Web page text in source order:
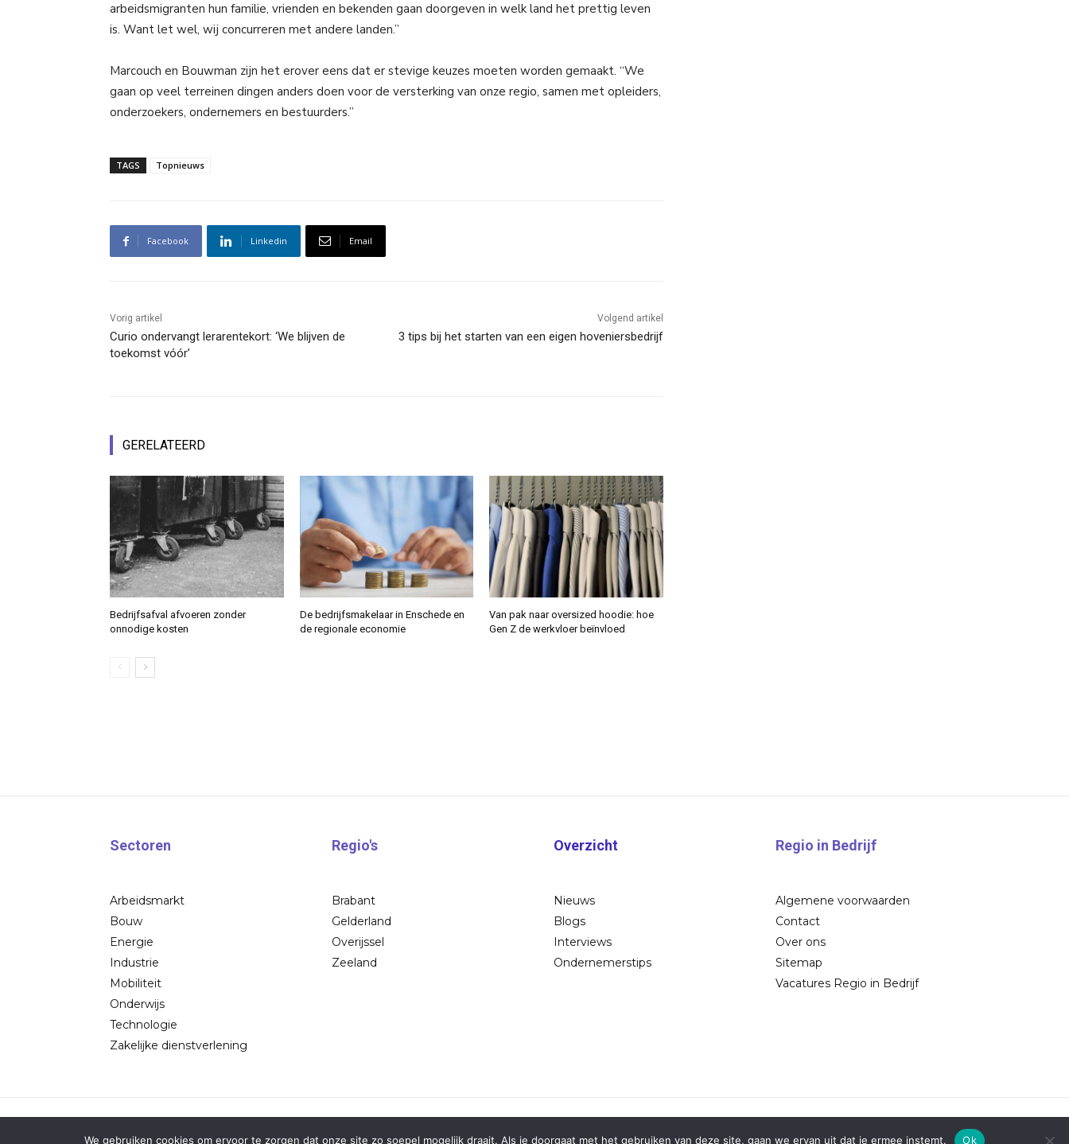
arbeidsmigranten hun familie, vrienden en bekenden gaan doorgeven in welk land het prettig leven
is. Want let wel, wij concurreren met andere landen.”
Marcouch en Bouwman zijn het erover eens dat er stevige keuzes moeten worden gemaakt. “We
gaan op veel terreinen dingen anders doen voor de versterking van onze regio, samen met opleiders,
onderzoekers, ondernemers en bestuurders.”
TAGS Topnieuws
Facebook Linkedin Email
Vorig artikel
Curio ondervangt lerarentekort: ‘We blijven de
toekomst vóór’
Volgend artikel
3 tips bij het starten van een eigen hoveniersbedrijf
GERELATEERD
Bedrijfsafval afvoeren zonder
onnodige kosten
De bedrijfsmakelaar in Enschede en
de regionale economie
Van pak naar oversized hoodie: hoe
Gen Z de werkvloer beïnvloed
Sectoren
Arbeidsmarkt
Bouw
Energie
Industrie
Mobiliteit
Onderwijs
Technologie
Zakelijke dienstverlening
Regio's
Brabant
Gelderland
Overijssel
Zeeland
Overzicht
Nieuws
Blogs
Interviews
Ondernemerstips
Regio in Bedrijf
Algemene voorwaarden
Contact
Over ons
Sitemap
Vacatures Regio in Bedrijf
We gebruiken cookies om ervoor te zorgen dat onze site zo soepel mogelijk draait. Als je doorgaat met het gebruiken van deze site, gaan we ervan uit dat je ermee instemt. Ok